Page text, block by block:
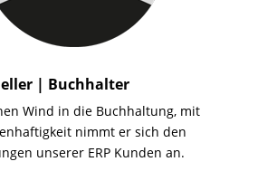
| Buchhalter
Wind in die Buchhaltung, mit
nimmt er sich den
unserer ERP Kunden an.